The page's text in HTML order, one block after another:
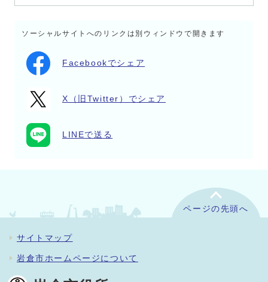
ソーシャルサイトへのリンクは別ウィンドウで開きます
Facebookでシェア
X（旧Twitter）でシェア
LINEで送る
ページの先頭へ
サイトマップ
岩倉市ホームページについて